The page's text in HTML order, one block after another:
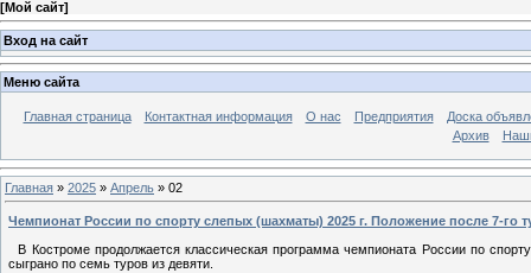
[Мой сайт]
Вход на сайт
Меню сайта
Главная страница Контактная информация О нас Предприятия
Доска
Архив
Главная » 2025 » Апрель » 02
Чемпионат России по спорту слепых (шахматы) 2025 г. Положение после 7-го
В Костроме продолжается классическая программа чемпионата России по
сыграно по семь туров из девяти.